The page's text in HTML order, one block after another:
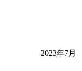
2023年7月